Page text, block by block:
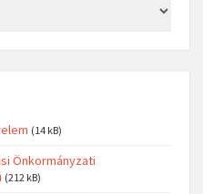
(14 kB)
Önkormányzati
(212 kB)